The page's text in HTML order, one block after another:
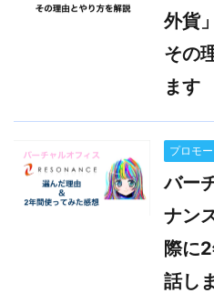
外貨
その
ます
プロモ
バー
ナン
際に
話し